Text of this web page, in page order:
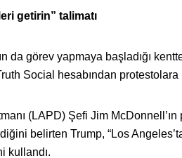
getirin” talimatı
da görev yapmaya başladığı
Social hesabından
(LAPD) Şefi Jim
belirten Trump, “Los
kullandı.